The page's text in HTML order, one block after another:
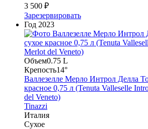
3 500 ₽
Зарезервировать
Год 2023
Объем0.75 L
Крепость14°
Валлезелле Мерло Интрол Делла
красное 0,75 л (Tenuta Valleselle
del Veneto)
Tinazzi
Италия
Сухое